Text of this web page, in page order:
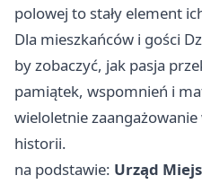
polowej to stały element
Dla mieszkańców i gości
by zobaczyć, jak pasja
pamiątek, wspomnień i
wieloletnie
historii.
na podstawie: Urząd